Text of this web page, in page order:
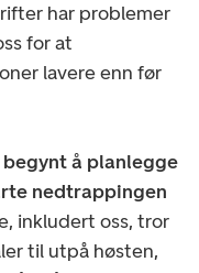
har problemer
for at
lavere enn før
å planlegge
nedtrappingen
inkludert oss, tror
til utpå høsten,